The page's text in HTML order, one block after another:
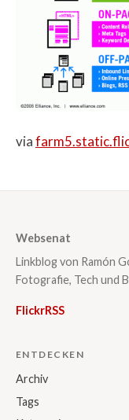
via
Websenat
Linkblog von Ramón
Fotografie, Tech und
FlickrRSS
ENTDECKEN
Archiv
Tags